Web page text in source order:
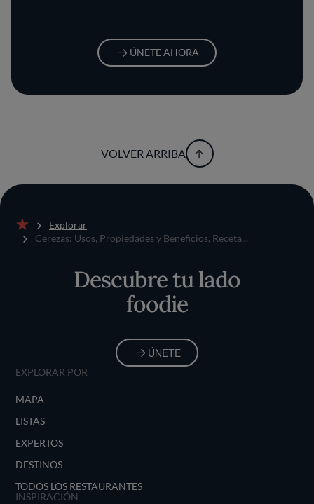
ÚNETE AHORA
VOLVER ARRIBA
Inicio
Explorar
Cerezas: Usos, Propiedades y Beneficios, Receta...
Descubre tu lado
foodie
ÚNETE
EXPLORAR POR
MAPA
LISTAS
EXPERTOS
DESTINOS
TODOS LOS RESTAURANTES
INSPIRACIÓN